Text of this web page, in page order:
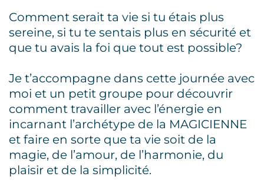
Comment serait ta vie si tu étais plus
sereine, si tu te sentais plus en sécurité et
que tu avais la foi que tout est possible?
Je t’accompagne dans cette journée avec
moi et un petit groupe pour découvrir
comment travailler avec l’énergie en
incarnant l’archétype de la MAGICIENNE
et faire en sorte que ta vie soit de la
magie, de l’amour, de l’harmonie, du
plaisir et de la simplicité.